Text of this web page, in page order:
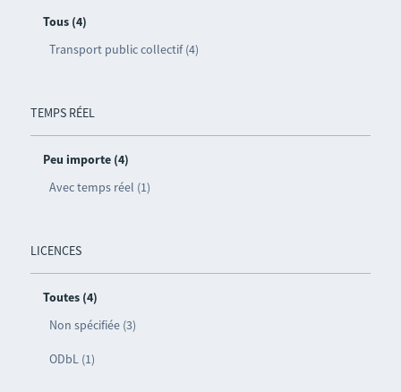
Tous (4)
Transport public collectif (4)
TEMPS RÉEL
Peu importe (4)
Avec temps réel (1)
LICENCES
Toutes (4)
Non spécifiée (3)
ODbL (1)